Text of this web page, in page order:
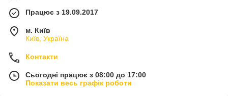
Працює з 19.09.2017
м. Київ
Київ, Україна
Контакти
Сьогодні працює з 08:00 до 17:00
Показати весь графік роботи